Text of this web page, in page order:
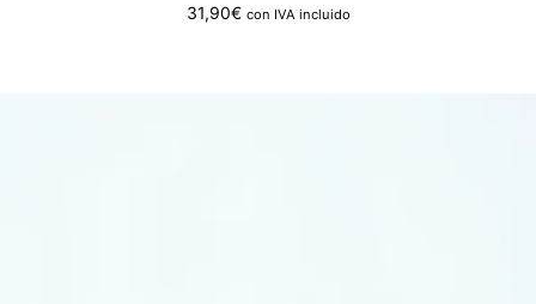
31,90€ con IVA incluido